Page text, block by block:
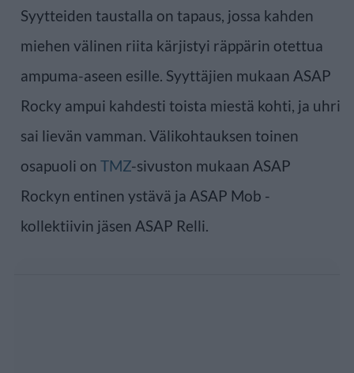
Syytteiden taustalla on tapaus, jossa kahden
miehen välinen riita kärjistyi räppärin otettua
ampuma-aseen esille. Syyttäjien mukaan ASAP
Rocky ampui kahdesti toista miestä kohti, ja uhri
sai lievän vamman. Välikohtauksen toinen
osapuoli on TMZ-sivuston mukaan ASAP
Rockyn entinen ystävä ja ASAP Mob -
kollektiivin jäsen ASAP Relli.